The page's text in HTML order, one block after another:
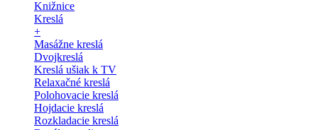
Knižnice
Kreslá
+
Masážne kreslá
Dvojkreslá
Kreslá ušiak k TV
Relaxačné kreslá
Polohovacie kreslá
Hojdacie kreslá
Rozkladacie kreslá